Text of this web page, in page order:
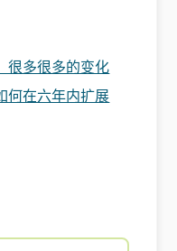
很多很多的变化
何在六年内扩展